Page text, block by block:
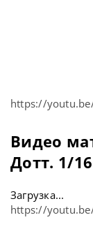
https://youtu.be/
Видео
Дотт. 1/
Загрузка...
https://youtu.be/